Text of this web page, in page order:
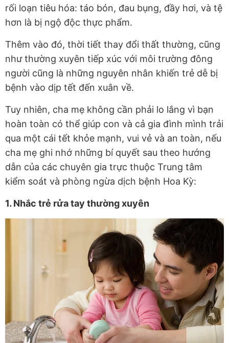
rối loạn tiêu hóa: táo bón, đau bụng, đầy hơi, và tệ
hơn là bị ngộ độc thực phẩm.
Thêm vào đó, thời tiết thay đổi thất thường, cũng
như thường xuyên tiếp xúc với môi trường đông
người cũng là những nguyên nhân khiến trẻ dễ bị
bệnh vào dịp tết đến xuân về.
Tuy nhiên, cha mẹ không cần phải lo lắng vì bạn
hoàn toàn có thể giúp con và cả gia đình mình trải
qua một cái tết khỏe mạnh, vui vẻ và an toàn, nếu
cha mẹ ghi nhớ những bí quyết sau theo hướng
dẫn của các chuyên gia trực thuộc Trung tâm
kiểm soát và phòng ngừa dịch bệnh Hoa Kỳ:
1. Nhắc trẻ rửa tay thường xuyên